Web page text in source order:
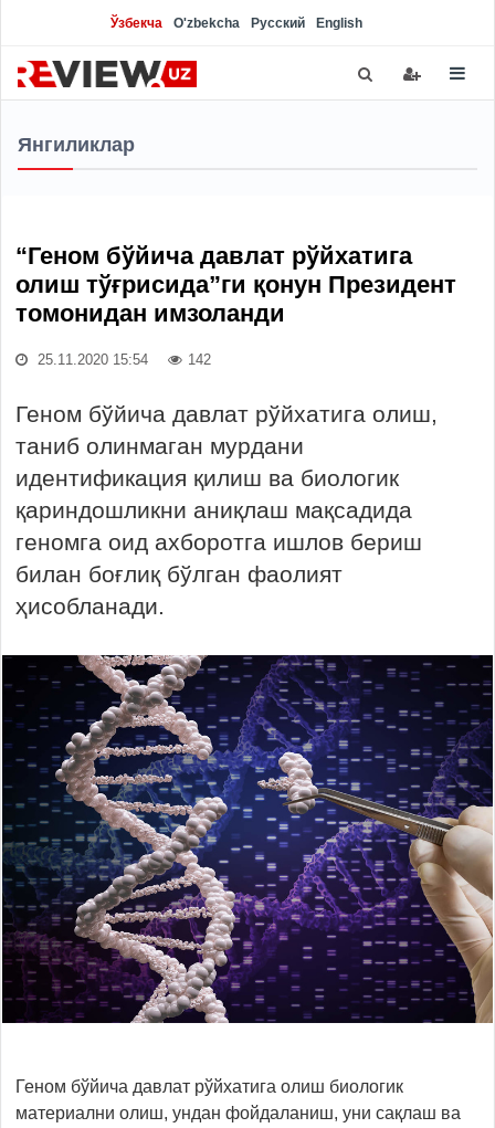
Ўзбекча O'zbekcha Русский English
Янгиликлар
“Геном бўйича давлат рўйхатига
олиш тўғрисида”ги қонун Президент
томонидан имзоланди
25.11.2020 15:54 142
Геном бўйича давлат рўйхатига олиш,
таниб олинмаган мурдани
идентификация қилиш ва биологик
қариндошликни аниқлаш мақсадида
геномга оид ахборотга ишлов бериш
билан боғлиқ бўлган фаолият
ҳисобланади.
Геном бўйича давлат рўйхатига олиш биологик
материални олиш, ундан фойдаланиш, уни сақлаш ва